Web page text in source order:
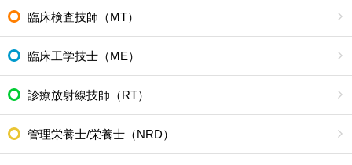
臨床検査技師（MT）
臨床工学技士（ME）
診療放射線技師（RT）
管理栄養士/栄養士（NRD）